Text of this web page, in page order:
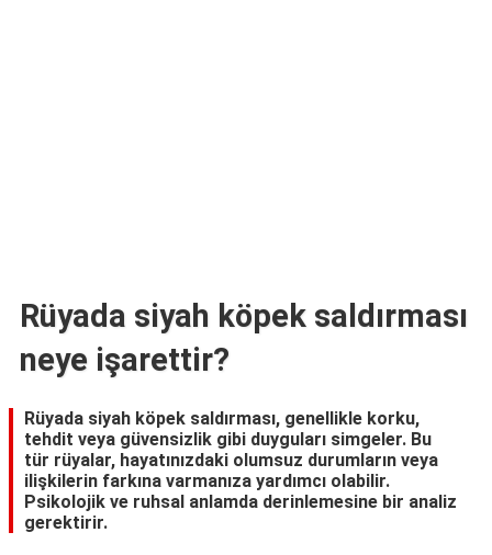
Rüyada siyah köpek saldırması
neye işarettir?
Rüyada siyah köpek saldırması, genellikle korku,
tehdit veya güvensizlik gibi duyguları simgeler. Bu
tür rüyalar, hayatınızdaki olumsuz durumların veya
ilişkilerin farkına varmanıza yardımcı olabilir.
Psikolojik ve ruhsal anlamda derinlemesine bir analiz
gerektirir.